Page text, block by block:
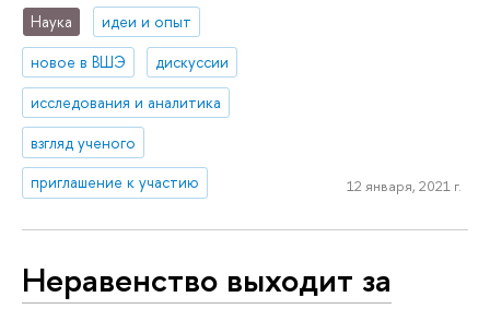
Наука
идеи и опыт
новое в ВШЭ
дискуссии
исследования и аналитика
взгляд ученого
приглашение к участию
12 января, 2021 г.
Неравенство выходит за